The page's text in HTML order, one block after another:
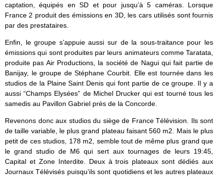
captation, équipés en SD et pour jusqu’à 5 caméras. Lorsque
France 2 produit des émissions en 3D, les cars utilisés sont fournis
par des prestataires.
Enfin, le groupe s’appuie aussi sur de la sous-traitance pour les
émissions qui sont produites par leurs animateurs comme Taratata,
produite pas Air Productions, la société de Nagui qui fait partie de
Banijay, le groupe de Stéphane Courbit. Elle est tournée dans les
studios de la Plaine Saint Denis qui font partie de ce groupe. Il y a
aussi “Champs Elysées” de Michel Drucker qui est tourné tous les
samedis au Pavillon Gabriel près de la Concorde.
Revenons donc aux studios du siège de France Télévision. Ils sont
de taille variable, le plus grand plateau faisant 560 m2. Mais le plus
petit de ces studios, 178 m2, semble tout de même plus grand que
le grand studio de M6 qui sert aux tournages de leurs 19:45,
Capital et Zone Interdite. Deux à trois plateaux sont dédiés aux
Journaux Télévisés puisqu’ils sont quotidiens et les autres plateaux